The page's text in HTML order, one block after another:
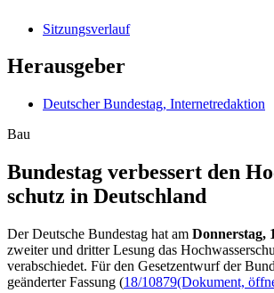
Sitzungsverlauf
Herausgeber
Deutscher Bundestag, Internetredaktion
Bau
Bundestag verbessert den
schutz in Deutschland
Der Deutsche Bundestag hat am Donnerstag,
zweiter und dritter Lesung das
verabschiedet. Für den Gesetzentwurf der
geänderter Fassung (18/10879(Dokument,